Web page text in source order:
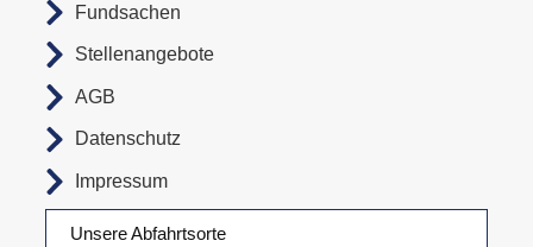
Unsere Abfahrtsorte
Fundsachen
Stellenangebote
AGB
Datenschutz
Impressum